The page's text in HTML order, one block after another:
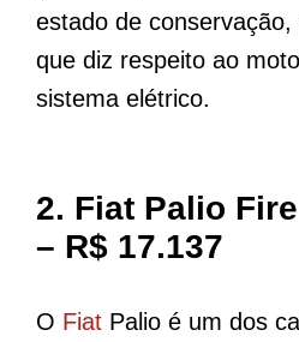
estado de
que diz respeito ao
sistema elétrico.
2. Fiat Palio
– R$ 17.137
O Fiat Palio é um dos